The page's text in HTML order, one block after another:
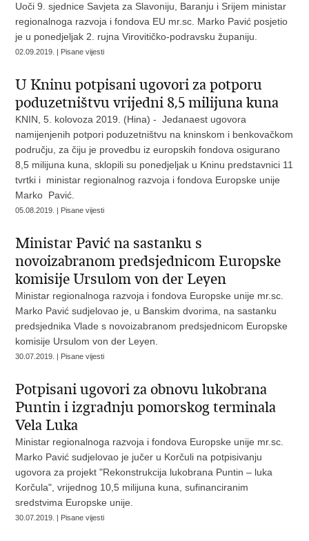
Uoči 9. sjednice Savjeta za Slavoniju, Baranju i Srijem ministar
regionalnoga razvoja i fondova EU mr.sc. Marko Pavić posjetio
je u ponedjeljak 2. rujna Virovitičko-podravsku županiju.
02.09.2019. | Pisane vijesti
U Kninu potpisani ugovori za potporu
poduzetništvu vrijedni 8,5 milijuna kuna
KNIN, 5. kolovoza 2019. (Hina) - Jedanaest ugovora
namijenjenih potpori poduzetništvu na kninskom i benkovačkom
području, za čiju je provedbu iz europskih fondova osigurano
8,5 milijuna kuna, sklopili su ponedjeljak u Kninu predstavnici 11
tvrtki i ministar regionalnog razvoja i fondova Europske unije
Marko Pavić.
05.08.2019. | Pisane vijesti
Ministar Pavić na sastanku s
novoizabranom predsjednicom Europske
komisije Ursulom von der Leyen
Ministar regionalnoga razvoja i fondova Europske unije mr.sc.
Marko Pavić sudjelovao je, u Banskim dvorima, na sastanku
predsjednika Vlade s novoizabranom predsjednicom Europske
komisije Ursulom von der Leyen.
30.07.2019. | Pisane vijesti
Potpisani ugovori za obnovu lukobrana
Puntin i izgradnju pomorskog terminala
Vela Luka
Ministar regionalnoga razvoja i fondova Europske unije mr.sc.
Marko Pavić sudjelovao je jučer u Korčuli na potpisivanju
ugovora za projekt "Rekonstrukcija lukobrana Puntin – luka
Korčula", vrijednog 10,5 milijuna kuna, sufinanciranim
sredstvima Europske unije.
30.07.2019. | Pisane vijesti